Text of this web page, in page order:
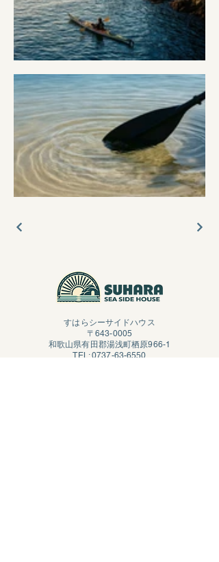
すはらシーサイドハウス
〒643-0005
和歌山県有田郡湯浅町栖原966-1
TEL:0737-63-6550